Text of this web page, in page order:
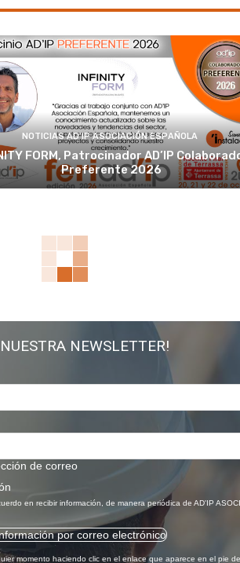
NOTICIAS AD'IP ASOCIACIÓN ESPAÑOLA
FORM, Patrocinador AD’IP
Preferente 2026
NEWSLETTER!
de correo
en recibir información, de manera periódica de AD'IP
por correo electrónico
momento haciendo clic en el enlace que aparece en el pie